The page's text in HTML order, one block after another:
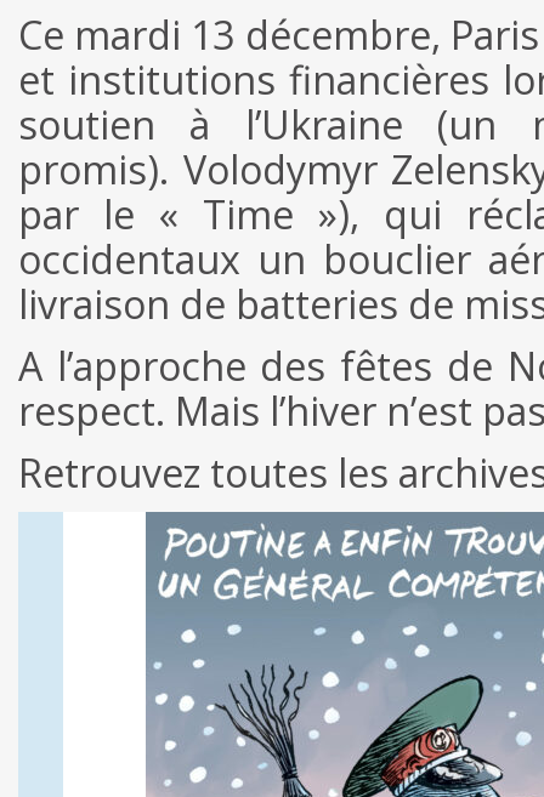
Ce mardi 13 décembre,
et institutions financières
soutien à l’Ukraine
promis). Volodymyr
par le « Time »), qui
occidentaux un bouclier
livraison de batteries de
A l’approche des fêtes de
respect. Mais l’hiver n’est
Retrouvez toutes les